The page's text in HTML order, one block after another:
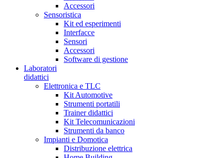
Accessori
Sensoristica
Kit ed esperimenti
Interfacce
Sensori
Accessori
Software di gestione
Laboratori
didattici
Elettronica e TLC
Kit Automotive
Strumenti portatili
Trainer didattici
Kit Telecomunicazioni
Strumenti da banco
Impianti e Domotica
Distribuzione elettrica